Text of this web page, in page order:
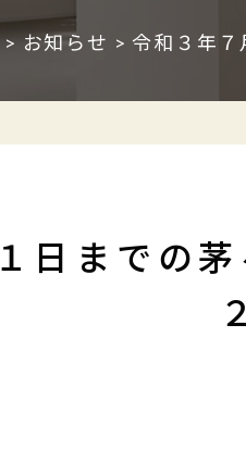
> お知らせ > 令和３年
日までの